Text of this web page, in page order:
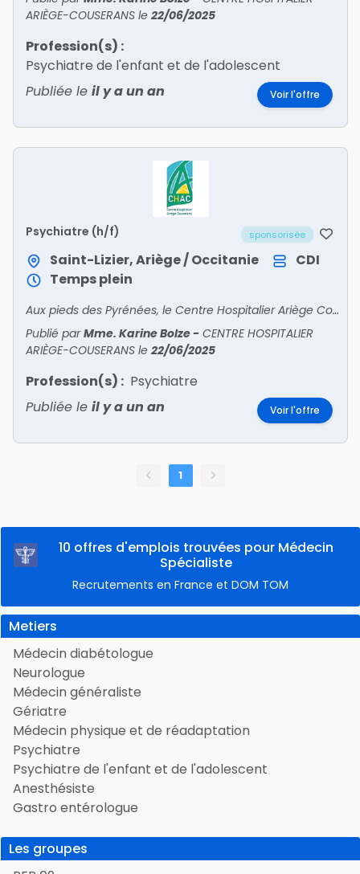
10 offres d'emplois trouvées pour Médecin
Spécialiste
Recrutements en France et DOM TOM
Metiers
Médecin diabétologue
Neurologue
Médecin généraliste
Gériatre
Médecin physique et de réadaptation
Psychiatre
Psychiatre de l'enfant et de l'adolescent
Anesthésiste
Gastro entérologue
Les groupes
ARIÈGE-COUSERANS le 22/06/2025
Profession(s) :
Psychiatre de l'enfant et de l'adolescent
Publiée le il y a un an Voir l'offre
Psychiatre (h/f) sponsorisée
Saint-Lizier, Ariège / Occitanie
CDI
Temps plein
Aux pieds des Pyrénées, le Centre Hospitalier Ariège CouseransRecrute• PSYCHIATRE• PÉDOPSYCHIATRE• ANESTHÉSISTE• ORTHOPÉDISTE• GASTRO – ENTÉROLOGUE• ENDOCRINOLOGUE – DIABÉTOLOG
Publié parMme. Karine Bolze- CENTRE HOSPITALIER
ARIÈGE-COUSERANS le 22/06/2025
Profession(s) : Psychiatre
Publiée le il y a un an Voir l'offre
1